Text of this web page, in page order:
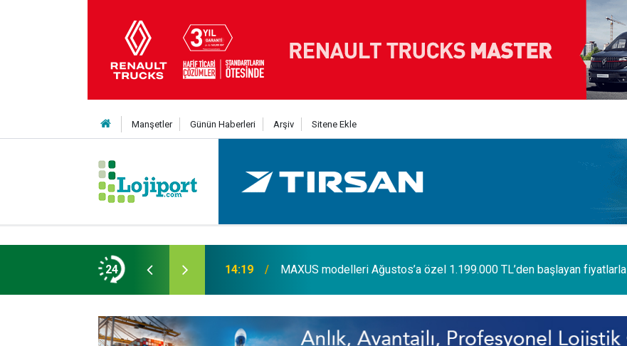
Manşetler Günün Haberleri Arşiv Sitene Ekle
24
liginin ilk 3'ü arasında 14:19 MAXUS modelleri Ağustos’a özel 1.199.000 TL’den başlayan fiyatlarla